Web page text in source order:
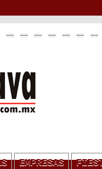
EMPRESAS